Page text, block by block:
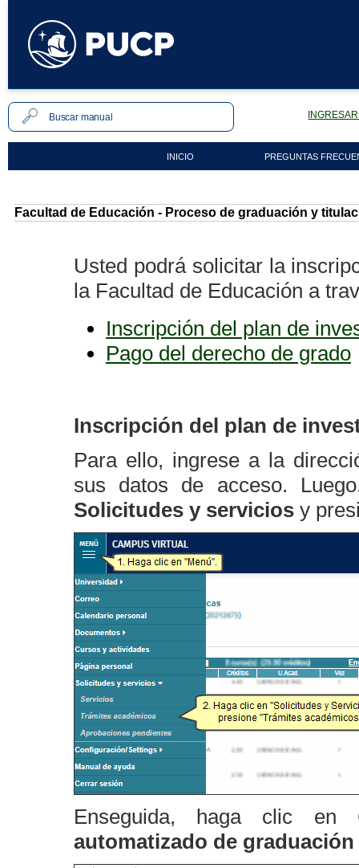
INICIO PREGUNTAS
Facultad de Educación - Proceso de graduación y
Usted podrá solicitar la
la Facultad de Educación a
Inscripción del plan de
Pago del derecho de grado
Inscripción del plan de
Para ello, ingrese a la
sus datos de acceso.
Solicitudes y servicios y
Enseguida, haga clic
automatizado de